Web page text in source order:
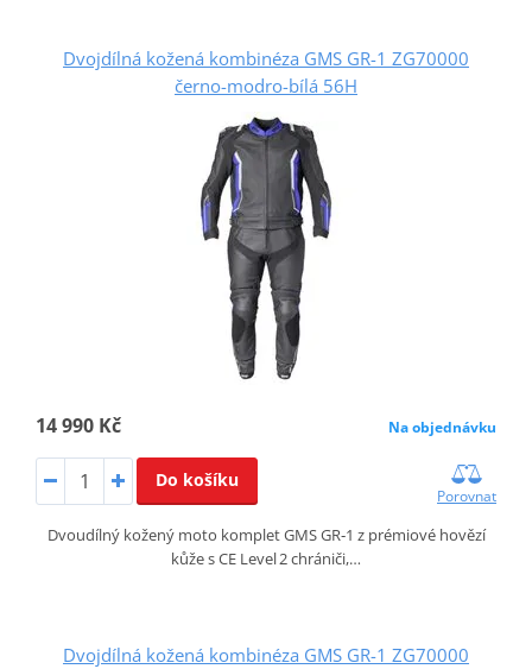
Dvojdílná kožená kombinéza GMS GR-1 ZG70000
černo-modro-bílá 56H
14 990 Kč Na objednávku
Do košíku
Porovnat
Dvoudílný kožený moto komplet GMS GR‑1 z prémiové hovězí
kůže s CE Level 2 chrániči,…
Dvojdílná kožená kombinéza GMS GR-1 ZG70000